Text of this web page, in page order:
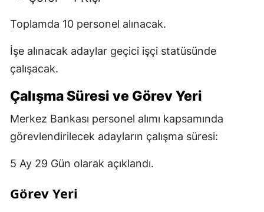
Toplamda 10 personel alınacak.
İşe alınacak adaylar geçici işçi statüsünde
çalışacak.
Çalışma Süresi ve Görev Yeri
Merkez Bankası personel alımı kapsamında
görevlendirilecek adayların çalışma süresi:
5 Ay 29 Gün olarak açıklandı.
Görev Yeri